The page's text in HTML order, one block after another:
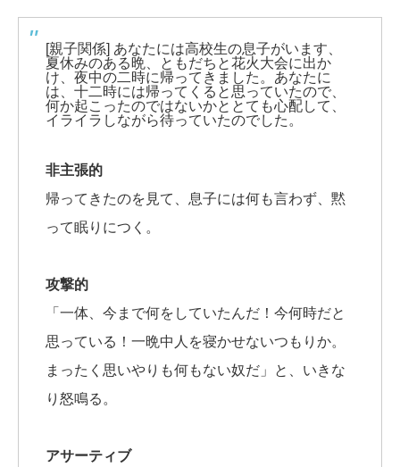
[親子関係] あなたには高校生の息子がいます、
夏休みのある晩、ともだちと花火大会に出か
け、夜中の二時に帰ってきました。あなたに
は、十二時には帰ってくると思っていたので、
何か起こったのではないかととても心配して、
イライラしながら待っていたのでした。
非主張的
帰ってきたのを見て、息子には何も言わず、黙
って眠りにつく。
攻撃的
「一体、今まで何をしていたんだ！今何時だと
思っている！一晩中人を寝かせないつもりか。
まったく思いやりも何もない奴だ」と、いきな
り怒鳴る。
アサーティブ